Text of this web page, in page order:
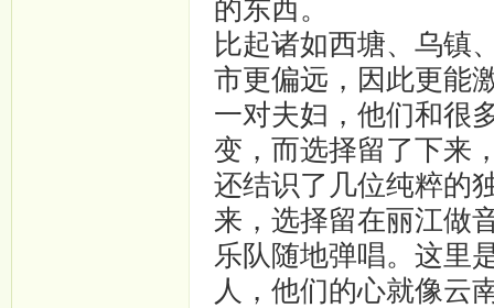
的东西。
比起诸如西塘、乌镇
市更偏远，因此更能
一对夫妇，他们和很
变，而选择留了下来
还结识了几位纯粹的
来，选择留在丽江做
乐队随地弹唱。这里
人，他们的心就像云